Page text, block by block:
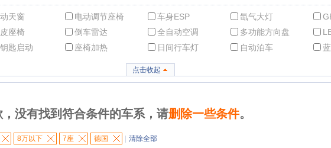
天窗 电动调节座椅 车身ESP 氙气大灯
座椅 倒车雷达 全自动空调 多功能方向盘
匙启动 座椅加热 日间行车灯 自动泊车
点击收起
，没有找到符合条件的车系，请删除一些条件。
8万以下 7座 德国 清除全部